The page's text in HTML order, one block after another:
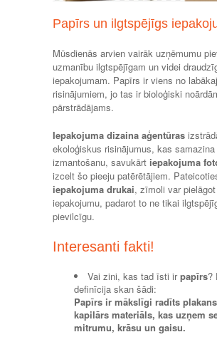
Papīrs un ilgtspējīgs
Mūsdienās arvien vairāk uzņēmumu
uzmanību ilgtspējīgam un videi
iepakojumam. Papīrs ir viens no
risinājumiem, jo tas ir bioloģiski
pārstrādājams.
Iepakojuma dizaina aģentūras
ekoloģiskus risinājumus, kas
izmantošanu, savukārt iepakojuma
izcelt šo pieeju patērētājiem.
iepakojuma drukai, zīmoli var
iepakojumu, padarot to ne tikai
pievilcīgu.
Interesanti fakti!
Vai zini, kas tad īsti irpapīrs?
definīcija skan šādi:
Papīrs ir mākslīgi radīts
kapilārs materiāls, kas uzņem
mitrumu, krāsu un gaisu.